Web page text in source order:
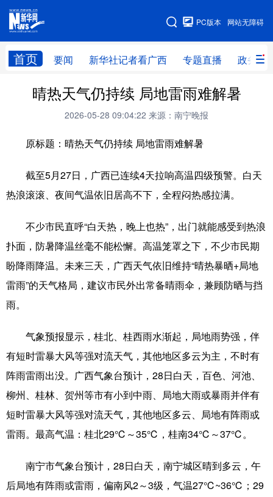
网站无障碍
PC版本
首页 要闻 新华社记者看广西 专题直播 政务信
网站地图
广西频道
新华社记者 专题直播
图片新闻 壮美广西
新华网导航
国际 财经 网评 港澳
台湾 思客智库 全球连线 教育
科技 科普 体育 文化
图片 中央文件 金融 汽车
食品 人居 信息化 乡村振兴
溯源中国 城市 旅游 能源
会展 彩票 娱乐 时尚
亚太网 上市公司 文化产业
晴热天气仍持续 局地雷雨难解暑
2026-05-28 09:04:22 来源：南宁晚报
原标题：晴热天气仍持续 局地雷雨难解暑
截至5月27日，广西已连续4天拉响高温四级预警。白天
热浪滚滚、夜间气温依旧居高不下，全程闷热感拉满。
不少市民直呼“白天热，晚上也热”，出门就能感受到热浪
扑面，防暑降温丝毫不能松懈。高温笼罩之下，不少市民期
盼降雨降温。未来三天，广西天气依旧维持“晴热暴晒+局地
雷雨”的天气格局，建议市民外出常备晴雨伞，兼顾防晒与挡
雨。
气象预报显示，桂北、桂西雨水渐起，局地雨势强，伴
有短时雷暴大风等强对流天气，其他地区多云为主，不时有
阵雨雷雨出没。广西气象台预计，28日白天，百色、河池、
柳州、桂林、贺州等市有小到中雨、局地大雨或暴雨并伴有
短时雷暴大风等强对流天气，其他地区多云、局地有阵雨或
雷雨。最高气温：桂北29℃～35℃，桂南34℃～37℃。
南宁市气象台预计，28日白天，南宁城区晴到多云，午
后局地有阵雨或雷雨，偏南风2～3级，气温27℃~36℃；29